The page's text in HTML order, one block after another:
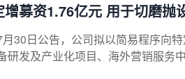
募资1.76亿元 用于切磨抛
30日公告，公司拟以简易程序向
研发及产业化项目、海外营销服务